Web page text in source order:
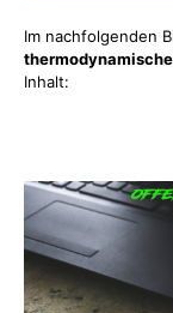
Im nachfolgenden
Inhalt: